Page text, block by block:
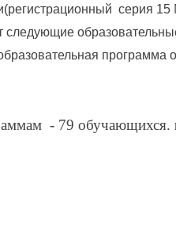
серия
следующие
программа
- 79 обучающихся.